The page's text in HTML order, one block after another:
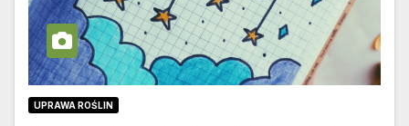
UPRAWA ROŚLIN